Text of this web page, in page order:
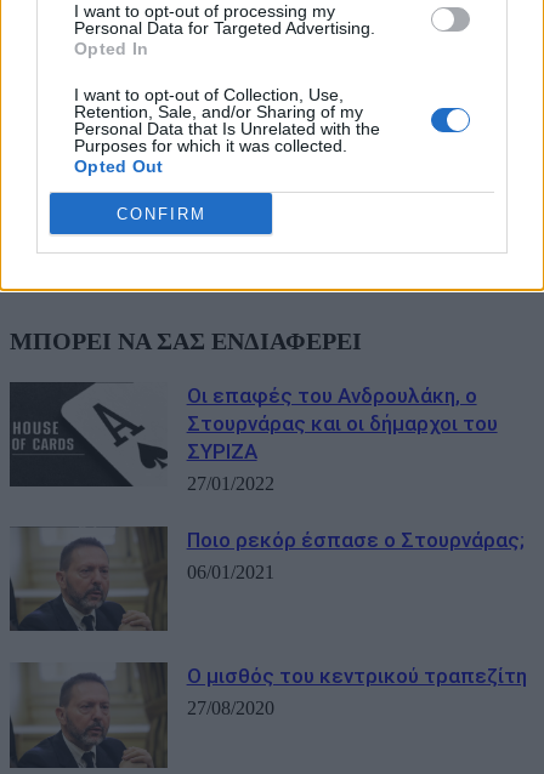
I want to opt-out of processing my
Personal Data for Targeted Advertising.
Opted In
I want to opt-out of Collection, Use,
Retention, Sale, and/or Sharing of my
Personal Data that Is Unrelated with the
Purposes for which it was collected.
Opted Out
CONFIRM
ΜΠΟΡΕΙ ΝΑ ΣΑΣ ΕΝΔΙΑΦΕΡΕΙ
Οι επαφές του Ανδρουλάκη, ο
Στουρνάρας και οι δήμαρχοι του
ΣΥΡΙΖΑ
27/01/2022
Ποιο ρεκόρ έσπασε ο Στουρνάρας;
06/01/2021
Ο μισθός του κεντρικού τραπεζίτη
27/08/2020